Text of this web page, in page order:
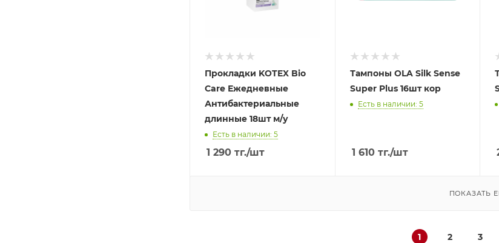
Прокладки KOTEX Bio
Care Ежедневные
Антибактериальные
длинные 18шт м/у
Есть в наличии: 5
1 290 тг./шт
Тампоны OLA Silk Sense
Super Plus 16шт кор
Есть в наличии: 5
1 610тг./шт
ПОКАЗАТЬ
1 2 3